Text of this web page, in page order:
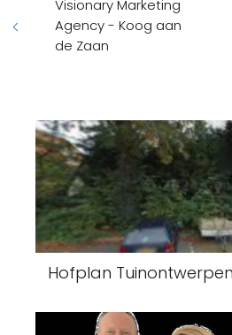
Visionary Marketing
Agency - Koog aan
de Zaan
Hofplan